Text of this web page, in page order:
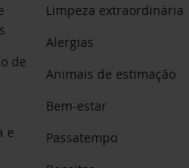
de
e
Limpeza extraordinária
Alergias
Animais de estimação
Bem-estar
Passatempo